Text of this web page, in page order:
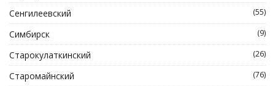
Сенгилеевский (55)
Симбирск (9)
Старокулаткинский (26)
Старомайнский (76)